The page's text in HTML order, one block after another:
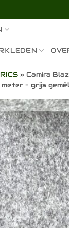
» Camira
– grijs